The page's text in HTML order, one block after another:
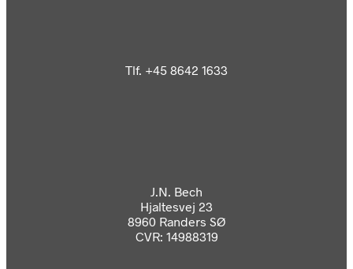
Tlf. +45 8642 1633
J.N. Bech
Hjaltesvej 23
8960 Randers SØ
CVR: 14988319